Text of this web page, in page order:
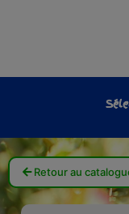
Retour au